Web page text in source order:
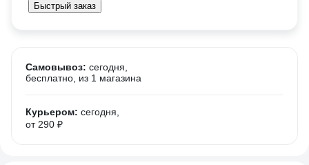
Быстрый заказ
Самовывоз: сегодня,
бесплатно , из 1 магазина
Курьером: сегодня,
от 290 ₽